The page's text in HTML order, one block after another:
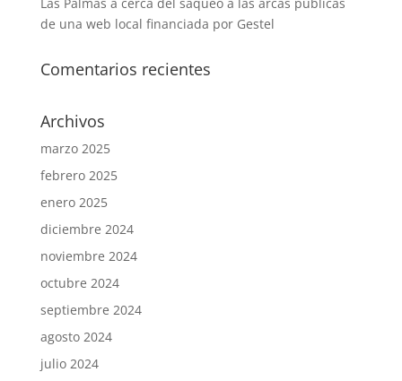
de una web local financiada por Gestel
Comentarios recientes
Archivos
marzo 2025
febrero 2025
enero 2025
diciembre 2024
noviembre 2024
octubre 2024
septiembre 2024
agosto 2024
julio 2024